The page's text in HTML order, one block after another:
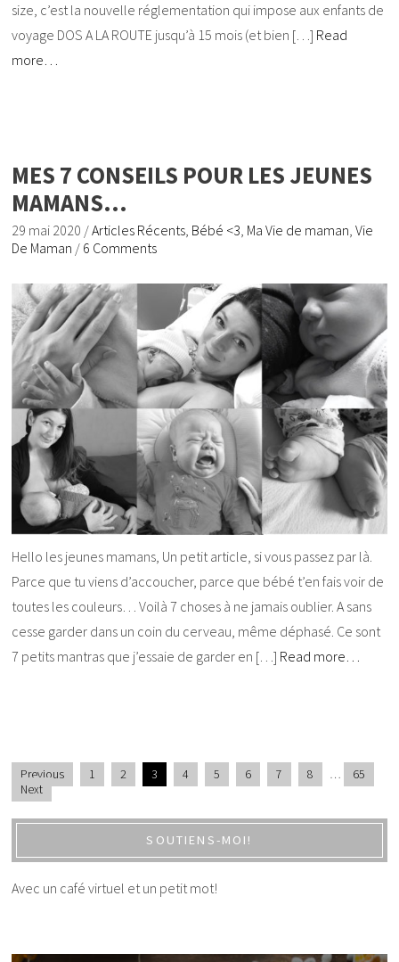
size, c’est la nouvelle réglementation qui impose aux enfants de
voyage DOS A LA ROUTE jusqu’à 15 mois (et bien […] Read
more…
MES 7 CONSEILS POUR LES JEUNES
MAMANS…
29 mai 2020 /Articles Récents, Bébé <3, Ma Vie de maman,Vie
De Maman / 6 Comments
Hello les jeunes mamans, Un petit article, si vous passez par là.
Parce que tu viens d’accoucher, parce que bébé t’en fais voir de
toutes les couleurs… Voilà 7 choses à ne jamais oublier. A sans
cesse garder dans un coin du cerveau, même déphasé. Ce sont
7 petits mantras que j’essaie de garder en […] Read more…
Previous 1 2 3 4 5 6 7 8 …
65
Next
SOUTIENS-MOI!
Avec un café virtuel et un petit mot!